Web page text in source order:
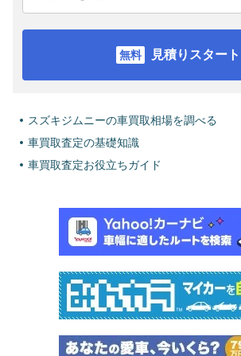
見積りスタート
スズキジムニーの車買取相場を調べる
車買取査定の基礎知識
車買取査定お役立ちガイド